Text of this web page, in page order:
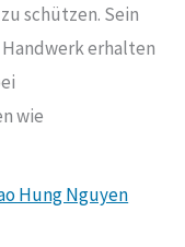
zu schützen. Sein
erhalten
wie
Hung Nguyen